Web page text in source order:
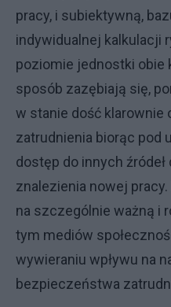
pracy, i subiektywną,
indywidualnej kalkulacji
poziomie jednostki obie
sposób zazębiają się,
w stanie dość klarownie
zatrudnienia biorąc pod
dostęp do innych
znalezienia nowej
na szczególnie ważną i
tym mediów
wywieraniu wpływu na
bezpieczeństwa